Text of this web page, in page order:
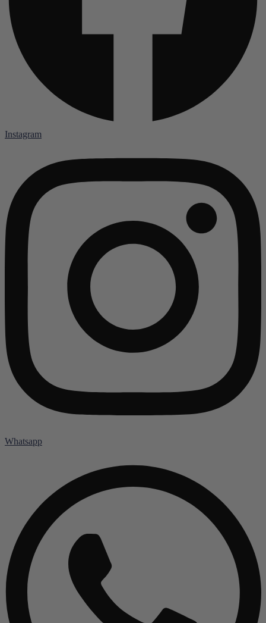
Instagram
Whatsapp